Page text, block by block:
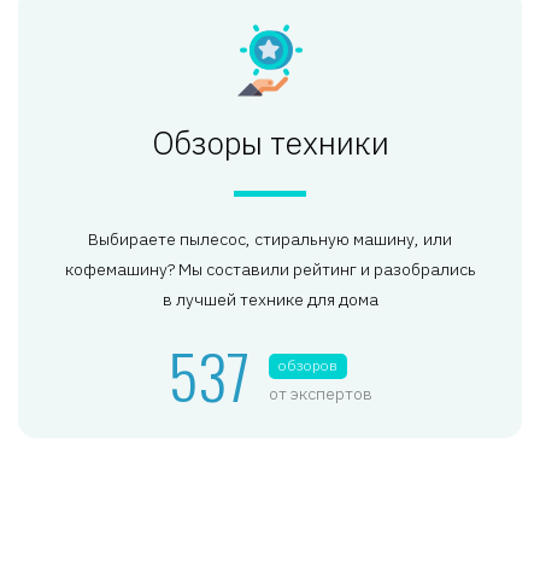
Обзоры техники
Выбираете пылесос, стиральную машину, или
кофемашину? Мы составили рейтинг и разобрались
в лучшей технике для дома
537 обзоров
от экспертов